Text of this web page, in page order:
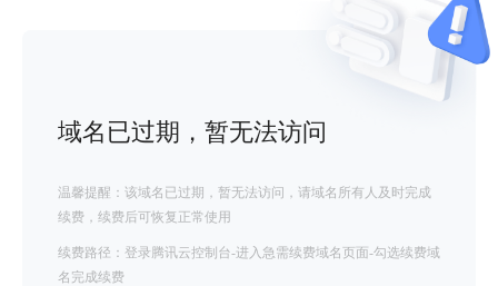
域名已过期，暂无法访问
温馨提醒：该域名已过期，暂无法访问，请域名所有人及时完成
续费，续费后可恢复正常使用
续费路径：登录腾讯云控制台-进入急需续费域名页面-勾选续费域
名完成续费